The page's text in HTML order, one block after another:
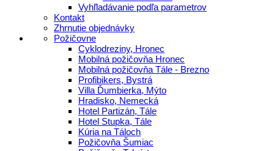
Vyhľladávanie podľa parametrov
Kontakt
Zhrnutie objednávky
Požičovne
Cyklodreziny, Hronec
Mobilná požičovňa Hronec
Mobilná požičovňa Tále - Brezno
Profibikers, Bystrá
Villa Ďumbierka, Mýto
Hradisko, Nemecká
Hotel Partizán, Tále
Hotel Stupka, Tále
Kúria na Táloch
Požičovňa Šumiac